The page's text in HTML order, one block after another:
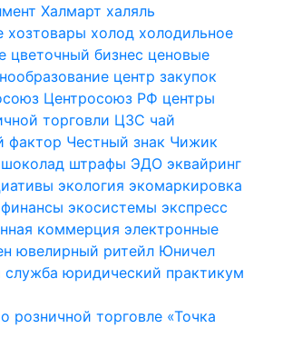
Халмарт халяль
хозтовары холод холодильное
цветочный бизнес ценовые
центр закупок
Центросоюз РФ центры
торговли ЦЗС чай
фактор Честный знак Чижик
шоколад штрафы ЭДО эквайринг
экология экомаркировка
экосистемы экспресс
коммерция электронные
ювелирный ритейл Юничел
служба юридический практикум